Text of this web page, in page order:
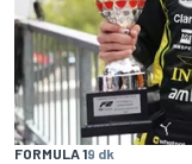
FORMULA 19 dk